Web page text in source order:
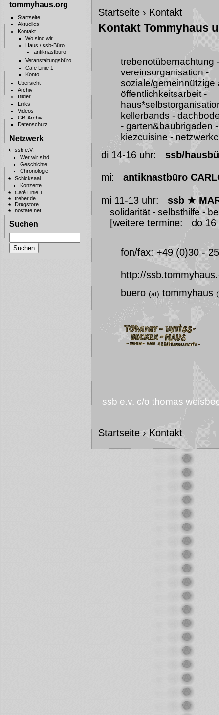
tommyhaus.org
Startseite
Aktuelles
Kontakt
Wo sind wir
Haus / ssb-Büro
antiknastbüro
Veranstaltungsbüro
Cafe Linie 1
Konto
Übersicht
Archiv
Bilder
Links
Videos
GB-Archiv
Datenschutz
Netzwerk
ssb e.V.
Wer wir sind
Geschichte
Chronologie
Schicksaal
Konzerte
Café Linie 1
treber.de
Drugstore
nostate.net
Suchen
Startseite› Kontakt
Kontakt Tommyhaus
trebenotübernachtung
vereinsorganisation -
soziale/gemeinnützige
öffentlichkeitsarbeit -
kellerbands -
- garten&baubrigaden -
kiezcuisine -
di 14-16 uhr: ssb/
mi: antiknastbüro
mi 11-13 uhr: ssb ★
solidarität - selbsthilfe -
[weitere termine: do 16
fon/fax: +49 (0)30 -
http://
buero (at) tommyhaus
ssb e.v. c/o thomas
Startseite› Kontakt